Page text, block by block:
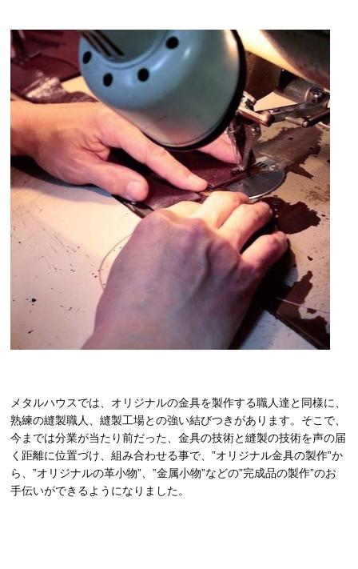
メタルハウスでは、オリジナルの金具を製作する職人達と同様に、
熟練の縫製職人、縫製工場との強い結びつきがあります。そこで、
今までは分業が当たり前だった、金具の技術と縫製の技術を声の届
く距離に位置づけ、組み合わせる事で、”オリジナル金具の製作”か
ら、”オリジナルの革小物”、”金属小物”などの”完成品の製作”のお
手伝いができるようになりました。